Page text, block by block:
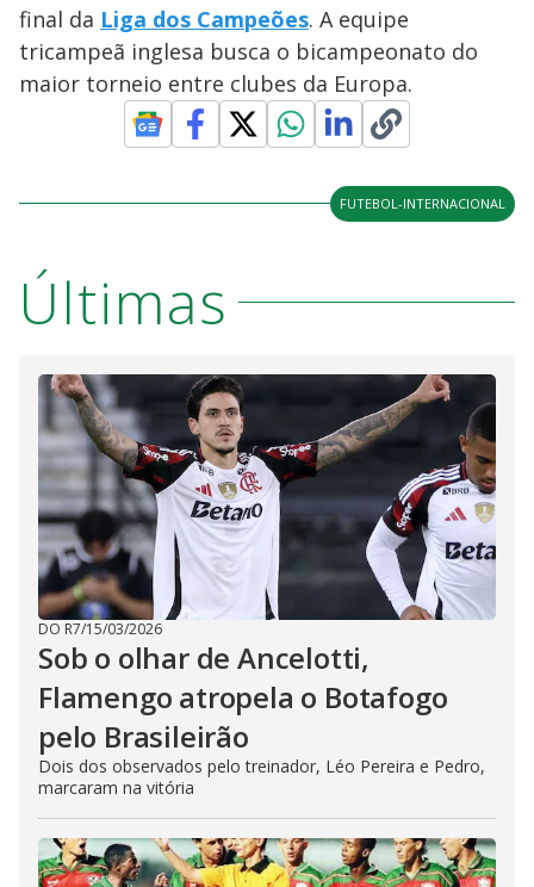
final da Liga dos Campeões. A equipe
tricampeã inglesa busca o bicampeonato do
maior torneio entre clubes da Europa.
FUTEBOL-INTERNACIONAL
Últimas
DO R7/15/03/2026
Sob o olhar de Ancelotti,
Flamengo atropela o Botafogo
pelo Brasileirão
Dois dos observados pelo treinador, Léo Pereira e Pedro,
marcaram na vitória